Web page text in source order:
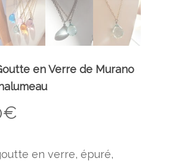
en Verre de Murano
€
en verre, épuré,